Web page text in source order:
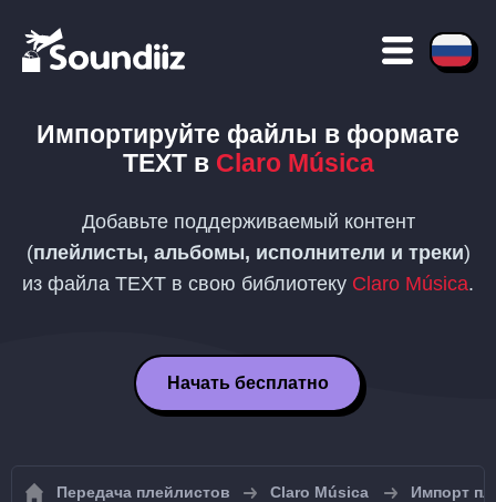
Импортируйте файлы в формате
TEXTв Claro Música
Добавьте поддерживаемый контент
(плейлисты, альбомы, исполнители и треки)
из файла TEXT в свою библиотеку Claro Música.
Начать бесплатно
Передача плейлистов Claro Música Импорт